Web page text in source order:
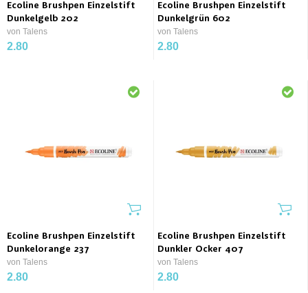
Ecoline Brushpen Einzelstift
Dunkelgelb 202
von Talens
2.80
Ecoline Brushpen Einzelstift
Dunkelgrün 602
von Talens
2.80
Ecoline Brushpen Einzelstift
Dunkelorange 237
von Talens
2.80
Ecoline Brushpen Einzelstift
Dunkler Ocker 407
von Talens
2.80